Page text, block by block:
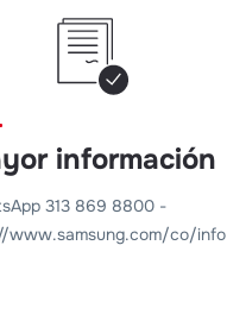
información
313 869 8800 -
www.samsung.com/co/info